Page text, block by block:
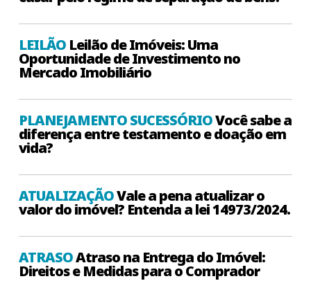
LEILÃO Leilão de Imóveis: Uma
Oportunidade de Investimento no
Mercado Imobiliário
PLANEJAMENTO SUCESSÓRIOVocê sabe a
diferença entre testamento e doação em
vida?
ATUALIZAÇÃOVale a pena atualizar o
valor do imóvel? Entenda a lei 14973/2024.
ATRASOAtraso na Entrega do Imóvel:
Direitos e Medidas para o Comprador